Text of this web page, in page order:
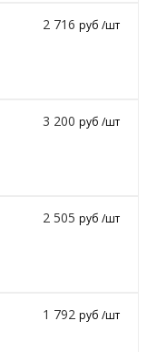
2 716руб /шт
3 200руб /шт
2 505руб /шт
1 792руб /шт